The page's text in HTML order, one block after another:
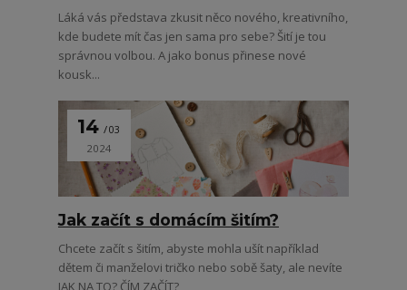
Láká vás představa zkusit něco nového, kreativního,
kde budete mít čas jen sama pro sebe? Šití je tou
správnou volbou. A jako bonus přinese nové
kousk...
14 03
2024
Jak začít s domácím šitím?
Chcete začít s šitím, abyste mohla ušít například
dětem či manželovi tričko nebo sobě šaty, ale nevíte
JAK NA TO? ČÍM ZAČÍT?